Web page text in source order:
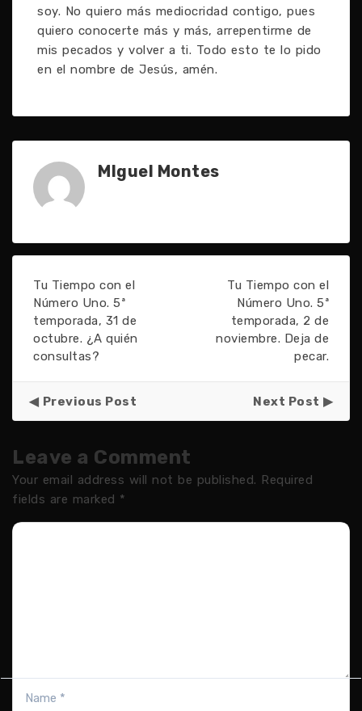
soy. No quiero más mediocridad contigo, pues
quiero conocerte más y más, arrepentirme de
mis pecados y volver a ti. Todo esto te lo pido
en el nombre de Jesús, amén.
MIguel Montes
Tu Tiempo con el
Número Uno. 5ª
temporada, 31 de
octubre. ¿A quién
consultas?
Tu Tiempo con el
Número Uno. 5ª
temporada, 2 de
noviembre. Deja de
pecar.
Previous Post Next Post
Leave a Comment
Your email address will not be published. Required
fields are marked *